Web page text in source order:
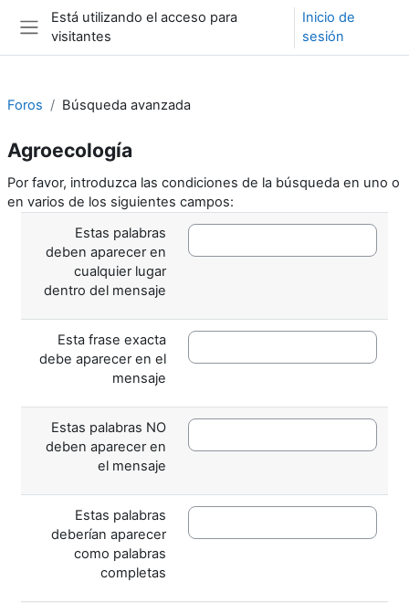
Salta al contenido principal
Panel lateral
Está utilizando el acceso para
visitantes
Inicio de
sesión
Foros Búsqueda avanzada
Agroecología
Por favor, introduzca las condiciones de la búsqueda en uno o
en varios de los siguientes campos:
Estas palabras
deben aparecer en
cualquier lugar
dentro del mensaje
Esta frase exacta
debe aparecer en el
mensaje
Estas palabras NO
deben aparecer en
el mensaje
Estas palabras
deberían aparecer
como palabras
completas